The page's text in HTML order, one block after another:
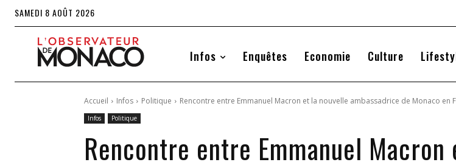
SAMEDI 8 AOÛT 2026
Infos Enquêtes Economie Culture
Accueil Infos Politique Rencontre entre Emmanuel Macron et la nouvelle ambassadrice de Monaco en
Infos Politique
Rencontre entre Emmanuel